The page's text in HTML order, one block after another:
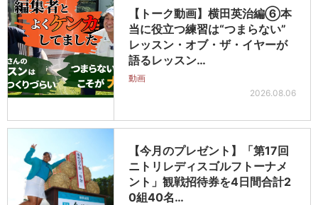
【トーク動画】横田英治編⑥本
当に役立つ練習は“つまらない”
レッスン・オブ・ザ・イヤーが
語るレッスン…
動画
2026.08.06
【今月のプレゼント】「第17回
ニトリレディスゴルフトーナメ
ント」観戦招待券を4日間合計2
0組40名…